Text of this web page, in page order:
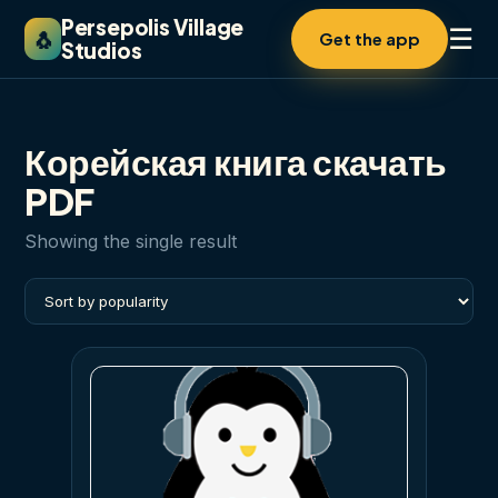
🐧 Persepolis Village
Studios
Get the app ☰
Корейская книга скачать
PDF
Showing the single result